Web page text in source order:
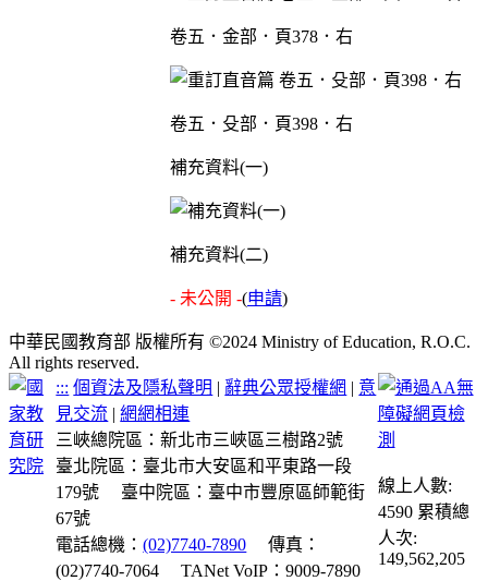
卷五．金部．頁378．右
卷五．殳部．頁398．右
補充資料(一)
補充資料(二)
- 未公開 -(申請)
中華民國教育部 版權所有 ©2024 Ministry of Education, R.O.C.
All rights reserved.
::: 個資法及隱私聲明 | 辭典公眾授權網 | 意
見交流 |網網相連
三峽總院區：新北市三峽區三樹路2號
臺北院區：臺北市大安區和平東路一段
179號
臺中院區：臺中市豐原區師範街
67號
電話總機：(02)7740-7890
傳真：
(02)7740-7064
TANet VoIP：9009-7890
線上人數:
4590 累積總
人次:
149,562,205